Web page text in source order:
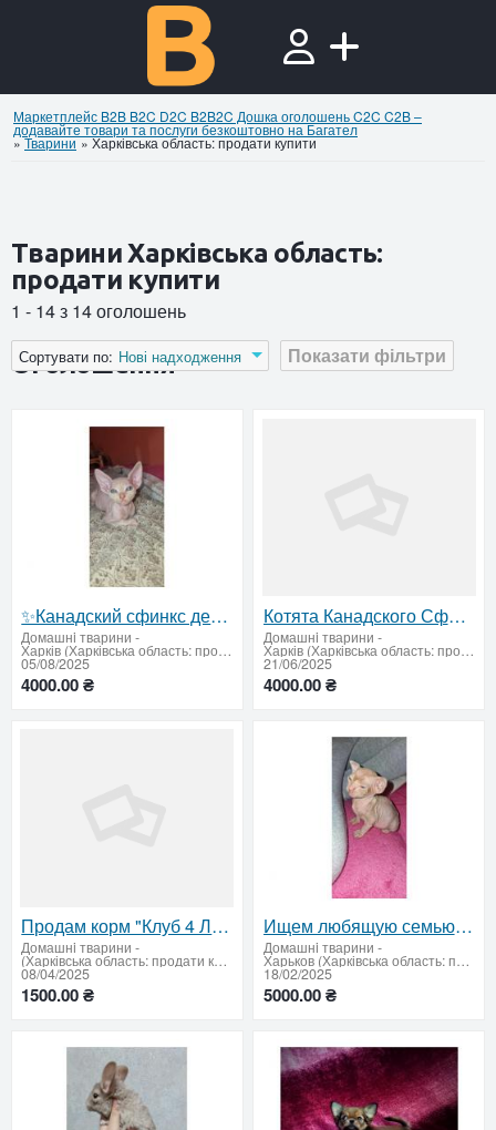
Маркетплейс B2B B2C D2C B2B2C Дошка оголошень C2C C2B –
додавайте товари та послуги безкоштовно на Багател
»Тварини »Харківська область: продати купити
Тварини Харківська область:
продати купити
1 - 14 з 14 оголошень
Показати фільтри
Сортувати по: Нові надходження
Оголошення
✨Канадский сфинкс девочка — нежная куколка ищет заботливых родителей!✨
Домашнi тварини -
Харків (Харківська область: продати купити)
05/08/2025
4000.00 ₴
Котята Канадского Сфинкса и Эльфа – Добрые Руки
Домашнi тварини -
Харків (Харківська область: продати купити)
21/06/2025
4000.00 ₴
Продам корм "Клуб 4 Лапы" с ягненком и рисом, 14 кг
Домашнi тварини -
(Харківська область: продати купити)
08/04/2025
1500.00 ₴
Ищем любящую семью для котёнка канадского сфинкса!
Домашнi тварини -
Харьков (Харківська область: продати купити)
18/02/2025
5000.00 ₴